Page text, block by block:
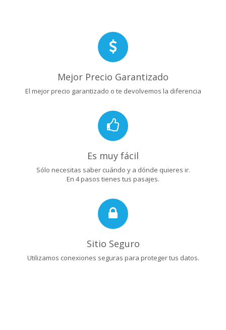
Mejor Precio Garantizado
El mejor precio garantizado o te devolvemos la diferencia
Es muy fácil
Sólo necesitas saber cuándo y a dónde quieres ir.
En 4 pasos tienes tus pasajes.
Sitio Seguro
Utilizamos conexiones seguras para proteger tus datos.